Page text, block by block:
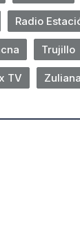
Radio
Trujillo
TV